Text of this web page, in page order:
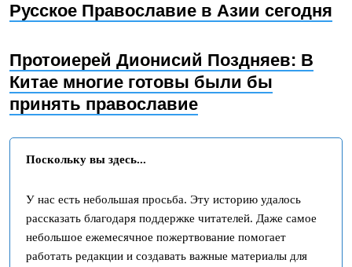
Русское Православие в Азии сегодня
Протоиерей Дионисий Поздняев: В
Китае многие готовы были бы
принять православие
Поскольку вы здесь...
У нас есть небольшая просьба. Эту историю удалось
рассказать благодаря поддержке читателей. Даже самое
небольшое ежемесячное пожертвование помогает
работать редакции и создавать важные материалы для